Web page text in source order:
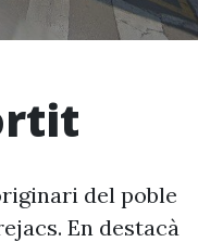
del poble
En destacà